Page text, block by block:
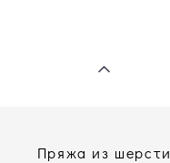
Пряжа из шерсти